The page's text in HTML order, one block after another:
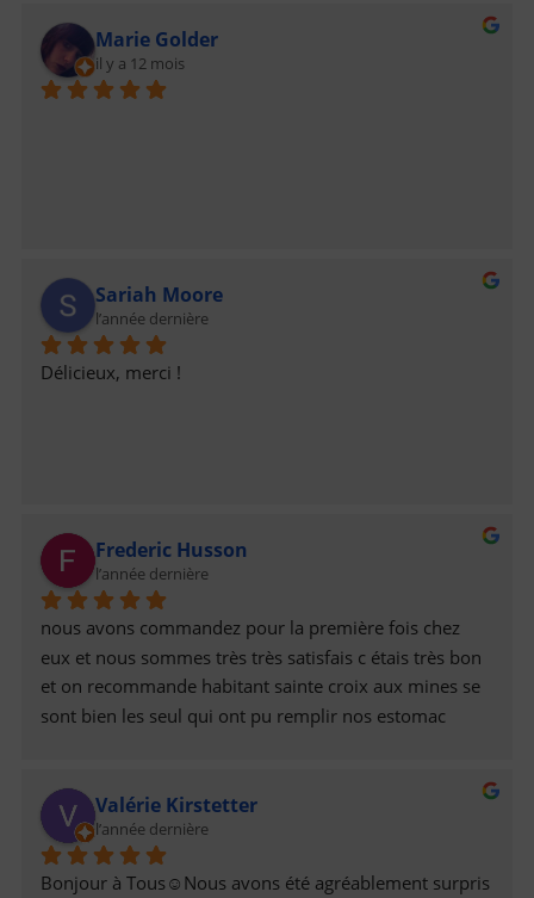
vous voulez votre pizza à un horaire raisonnable.Keep
up the good work !Maxime
Marie Golder
il y a 12 mois
Sariah Moore
l’année dernière
Délicieux, merci !
Frederic Husson
l’année dernière
nous avons commandez pour la première fois chez
eux et nous sommes très très satisfais c étais très bon
et on recommande habitant sainte croix aux mines se
sont bien les seul qui ont pu remplir nos estomac
Valérie Kirstetter
l’année dernière
Bonjour à Tous☺️Nous avons été agréablement surpris